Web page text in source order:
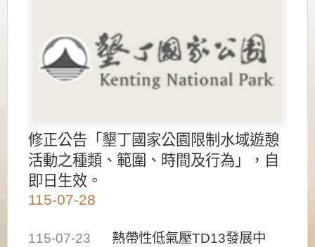
修正公告「墾丁國家公園限制水域遊憩
活動之種類、範圍、時間及行為」，自
即日生效。
115-07-28
115-07-23
熱帶性低氣壓TD13發展中